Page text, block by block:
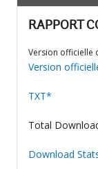
RAPPORT
Version officielle
Version
TXT*
Total
Download